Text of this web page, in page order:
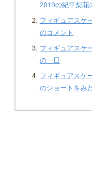
2019の紀平梨花
フィギュアスケ
のコメント
フィギュアスケ
の一日
フィギュアスケ
のショートをみ